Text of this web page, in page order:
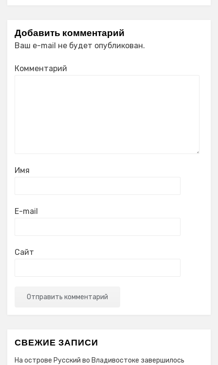
Добавить комментарий
Ваш e-mail не будет опубликован.
Комментарий
Имя
E-mail
Сайт
СВЕЖИЕ ЗАПИСИ
На острове Русский во Владивостоке завершилось